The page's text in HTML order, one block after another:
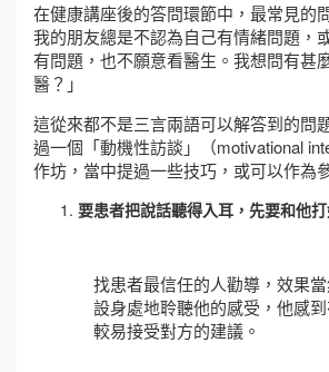
在健康講座後的答問環節中，最常見的
我的朋友總是不認為自己有情緒問題，
有問題，也不願意看醫生。我想問有甚
醫？」
這從來都不是三言兩語可以解答到的問
過一個「動機性訪談」（motivational
作坊，當中提過一些技巧，或可以作為
要患者把說話聽得入耳，先要和他
找患者最信任的人勸導，效果
設身處地聆聽他的感受，他感
較易接受對方的建議。